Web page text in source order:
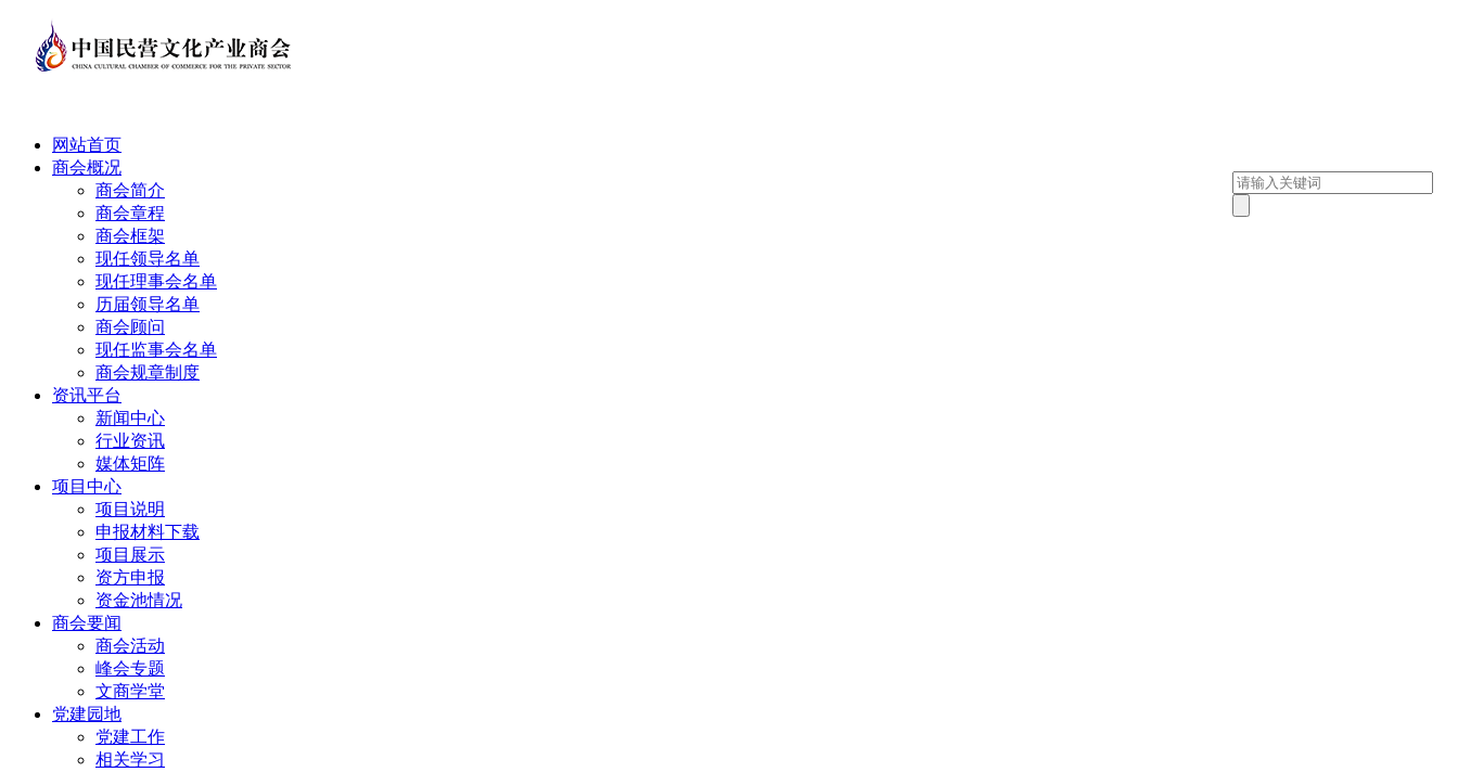
网站首页
商会概况
商会简介
商会章程
商会框架
现任领导名单
现任理事会名单
历届领导名单
商会顾问
现任监事会名单
商会规章制度
资讯平台
新闻中心
行业资讯
媒体矩阵
项目中心
项目说明
申报材料下载
项目展示
资方申报
资金池情况
商会要闻
商会活动
峰会专题
文商学堂
党建园地
党建工作
相关学习